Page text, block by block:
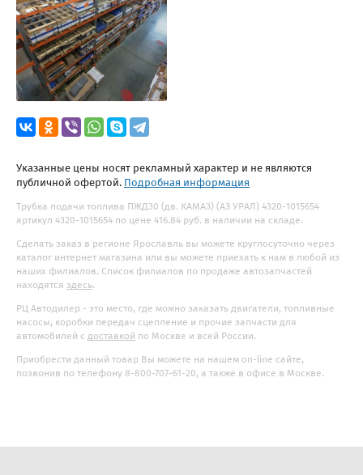
Указанные цены носят рекламный характер и не являются
публичной офертой. Подробная информация
Трубка подачи топлива ПЖД30 (дв. КАМАЗ) (АЗ УРАЛ) 4320-1015654
артикул 4320-1015654 по цене 416.84 руб. в наличии на складе.
Сделать заказ в регионе Ярославль вы можете круглосуточно через
каталог интернет магазина или вы можете приехать к нам в любой из
наших филиалов. Список филиалов по продаже автозапчастей
находятся здесь.
РЦ Автодилер - это место, где можно заказать двигатели, топливные
насосы, коробки передач сцепление и прочие запчасти для
автомобилей с доставкой по Москве и всей России.
Приобрести данный товар Вы можете на нашем on-line сайте,
позвонив по телефону 8-800-707-61-20, а также в офисе в Москве.